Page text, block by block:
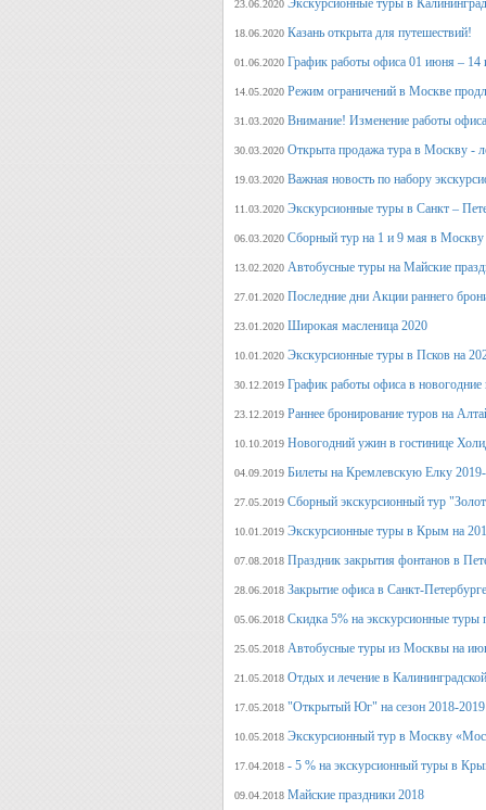
23.06.2020 Экскурсионные туры в
18.06.2020 Казань открыта для путешествий!
01.06.2020 График работы офиса 01 июня – 14
14.05.2020 Режим ограничений в Москве
31.03.2020 Внимание! Изменение работы
30.03.2020 Открыта продажа тура в Москву -
19.03.2020 Важная новость по набору
11.03.2020 Экскурсионные туры в Санкт –
06.03.2020 Сборный тур на 1 и 9 мая в Москву
13.02.2020 Автобусные туры на Майские
27.01.2020 Последние дни Акции раннего
23.01.2020 Широкая масленица 2020
10.01.2020 Экскурсионные туры в Псков на
30.12.2019 График работы офиса в новогодние
23.12.2019 Раннее бронирование туров на
10.10.2019 Новогодний ужин в гостинице
04.09.2019 Билеты на Кремлевскую Елку
27.05.2019 Сборный экскурсионный тур
10.01.2019 Экскурсионные туры в Крым на
07.08.2018 Праздник закрытия фонтанов в
28.06.2018 Закрытие офиса в Санкт-
05.06.2018 Скидка 5% на экскурсионные
25.05.2018 Автобусные туры из Москвы на
21.05.2018 Отдых и лечение в
17.05.2018 "Открытый Юг" на сезон 2018-2019
10.05.2018 Экскурсионный тур в Москву
17.04.2018 - 5 % на экскурсионный туры в
09.04.2018 Майские праздники 2018